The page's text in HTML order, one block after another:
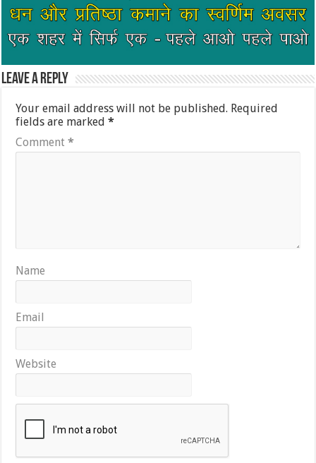
Leave a Reply
Your email address will not be published. Required
fields are marked*
Comment*
Name
Email
Website